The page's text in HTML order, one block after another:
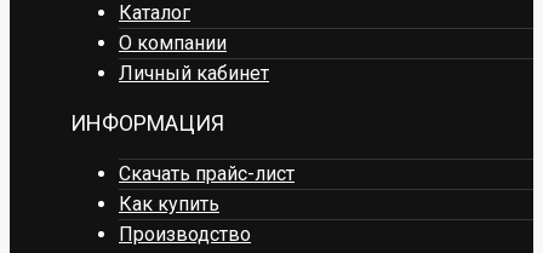
Каталог
О компании
Личный кабинет
ИНФОРМАЦИЯ
Скачать прайс-лист
Как купить
Производство